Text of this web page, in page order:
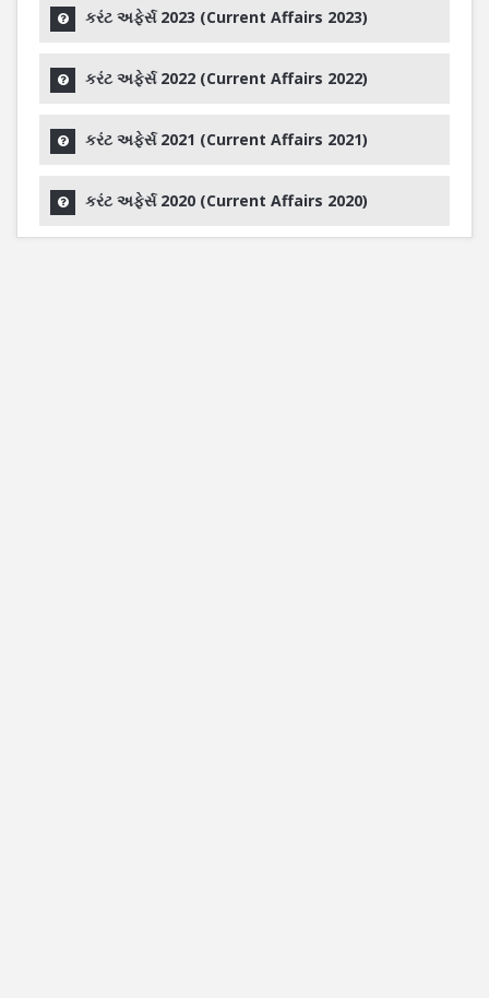
કરંટ અફેર્સ 2023 (Current Affairs 2023)
કરંટ અફેર્સ 2022 (Current Affairs 2022)
કરંટ અફેર્સ 2021 (Current Affairs 2021)
કરંટ અફેર્સ 2020 (Current Affairs 2020)